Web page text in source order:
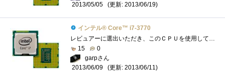
2013/05/05
(更新: 2013/06/19)
インテル® Core™ i7-3770
レビュアーに選出いただき、このＣＰＵを使用して、Intelさんがこっそり(？)と仕込んだ数々の便利な機能についてレビューをさせていただきまし�...
15
0
garpさん
2013/06/09
(更新: 2013/06/11)